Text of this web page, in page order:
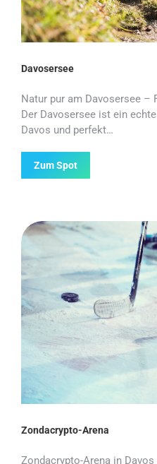
Davosersee
Natur pur am Davosersee –
Der Davosersee ist ein
Davos und perfekt…
Zum Spot
Zondacrypto-Arena
Zondacrypto-Arena in